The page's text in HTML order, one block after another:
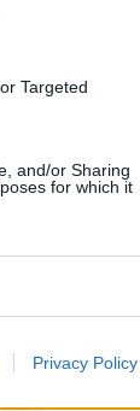
Targeted
and/or Sharing
for which it
Privacy Policy